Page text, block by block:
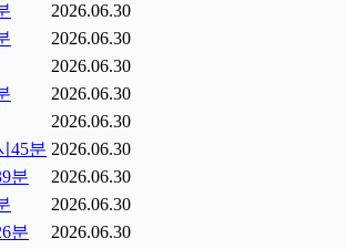
2026.06.30
2026.06.30
2026.06.30
2026.06.30
2026.06.30
45분 2026.06.30
분
2026.06.30
2026.06.30
분
2026.06.30